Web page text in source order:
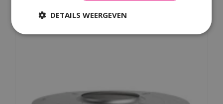
Kijk ook eens naar:
DETAILS WEERGEVEN